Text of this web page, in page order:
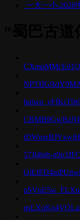
一大一小-2026
57Jl4btb-